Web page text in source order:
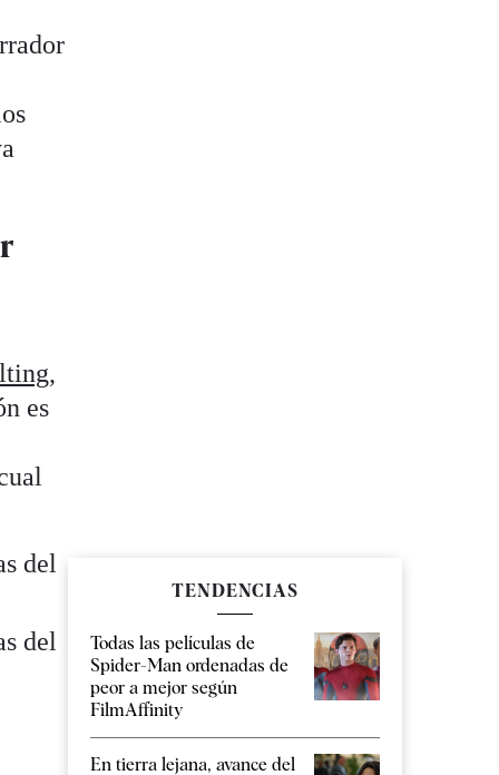
,
es
del
del
TENDENCIAS
Todas las películas de
Spider-Man ordenadas de
peor a mejor según
FilmAffinity
En tierra lejana, avance del